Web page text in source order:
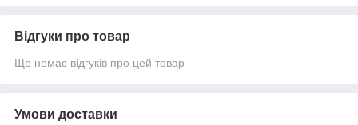
Відгуки про товар
Ще немає відгуків про цей товар
Умови доставки